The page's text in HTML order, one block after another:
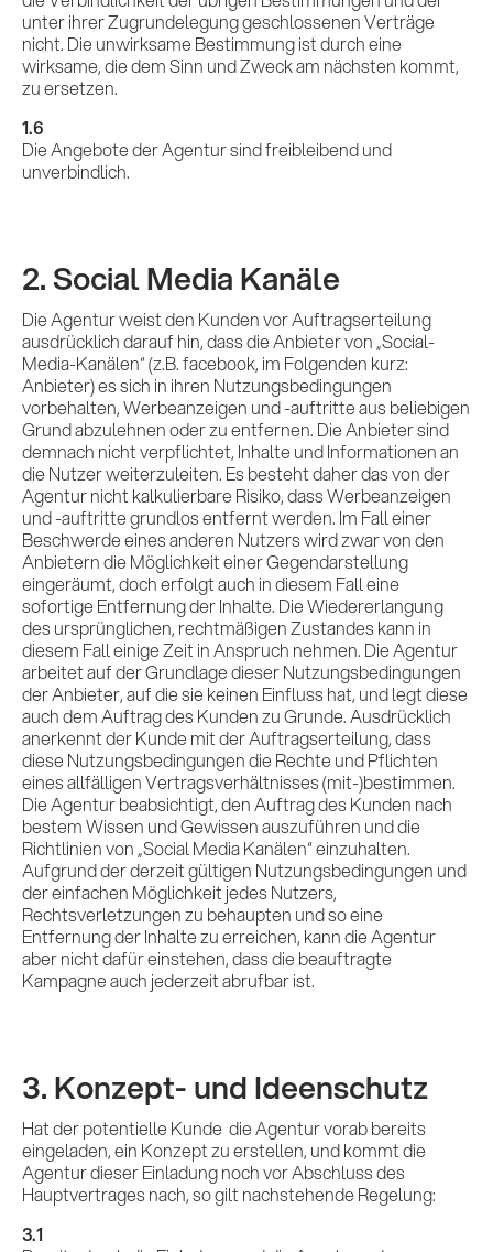
unter ihrer Zugrundelegung geschlossenen Verträge
nicht. Die unwirksame Bestimmung ist durch eine
wirksame, die dem Sinn und Zweck am nächsten kommt,
zu ersetzen.
1.6
Die Angebote der Agentur sind freibleibend und
unverbindlich.
2. Social Media Kanäle
Die Agentur weist den Kunden vor Auftragserteilung
ausdrücklich darauf hin, dass die Anbieter von „Social-
Media-Kanälen“ (z.B. facebook, im Folgenden kurz:
Anbieter) es sich in ihren Nutzungsbedingungen
vorbehalten, Werbeanzeigen und -auftritte aus beliebigen
Grund abzulehnen oder zu entfernen. Die Anbieter sind
demnach nicht verpflichtet, Inhalte und Informationen an
die Nutzer weiterzuleiten. Es besteht daher das von der
Agentur nicht kalkulierbare Risiko, dass Werbeanzeigen
und -auftritte grundlos entfernt werden. Im Fall einer
Beschwerde eines anderen Nutzers wird zwar von den
Anbietern die Möglichkeit einer Gegendarstellung
eingeräumt, doch erfolgt auch in diesem Fall eine
sofortige Entfernung der Inhalte. Die Wiedererlangung
des ursprünglichen, rechtmäßigen Zustandes kann in
diesem Fall einige Zeit in Anspruch nehmen. Die Agentur
arbeitet auf der Grundlage dieser Nutzungsbedingungen
der Anbieter, auf die sie keinen Einfluss hat, und legt diese
auch dem Auftrag des Kunden zu Grunde. Ausdrücklich
anerkennt der Kunde mit der Auftragserteilung, dass
diese Nutzungsbedingungen die Rechte und Pflichten
eines allfälligen Vertragsverhältnisses (mit-)bestimmen.
Die Agentur beabsichtigt, den Auftrag des Kunden nach
bestem Wissen und Gewissen auszuführen und die
Richtlinien von „Social Media Kanälen“ einzuhalten.
Aufgrund der derzeit gültigen Nutzungsbedingungen und
der einfachen Möglichkeit jedes Nutzers,
Rechtsverletzungen zu behaupten und so eine
Entfernung der Inhalte zu erreichen, kann die Agentur
aber nicht dafür einstehen, dass die beauftragte
Kampagne auch jederzeit abrufbar ist.
3. Konzept- und Ideenschutz
Hat der potentielle Kunde die Agentur vorab bereits
eingeladen, ein Konzept zu erstellen, und kommt die
Agentur dieser Einladung noch vor Abschluss des
Hauptvertrages nach, so gilt nachstehende Regelung:
3.1